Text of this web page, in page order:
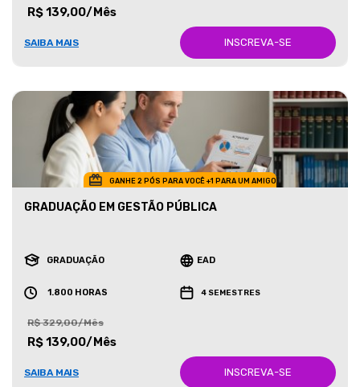
R$ 139,00/Mês
SAIBA MAIS INSCREVA-SE
GANHE 2 PÓS PARA VOCÊ +1 PARA UM AMIGO
GRADUAÇÃO EM GESTÃO PÚBLICA
GRADUAÇÃO EAD
1.800 HORAS 4 SEMESTRES
R$ 329,00/Mês
R$ 139,00/Mês
SAIBA MAIS INSCREVA-SE